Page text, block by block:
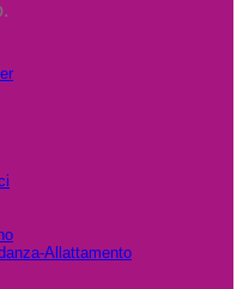
Allattamento